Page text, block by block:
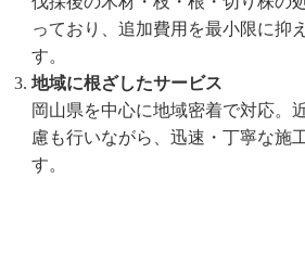
っており、追加費用を最小限に抑
す。
地域に根ざしたサービス
岡山県を中心に地域密着で対応。
慮も行いながら、迅速・丁寧な施
す。